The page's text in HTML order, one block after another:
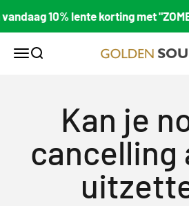
10% lente korting met
Navigatiemenu openen
Zoeken openenGolden Sound
Kan je
cancelling